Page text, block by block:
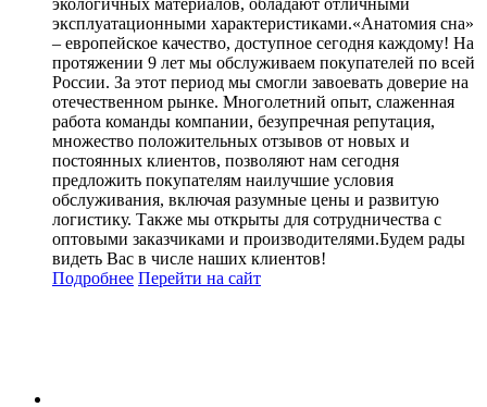
эксплуатационными характеристиками.«Анатомия сна»
– европейское качество, доступное сегодня каждому! На
протяжении 9 лет мы обслуживаем покупателей по всей
России. За этот период мы смогли завоевать доверие на
отечественном рынке. Многолетний опыт, слаженная
работа команды компании, безупречная репутация,
множество положительных отзывов от новых и
постоянных клиентов, позволяют нам сегодня
предложить покупателям наилучшие условия
обслуживания, включая разумные цены и развитую
логистику. Также мы открыты для сотрудничества с
оптовыми заказчиками и производителями.Будем рады
видеть Вас в числе наших клиентов!
Подробнее Перейти на сайт